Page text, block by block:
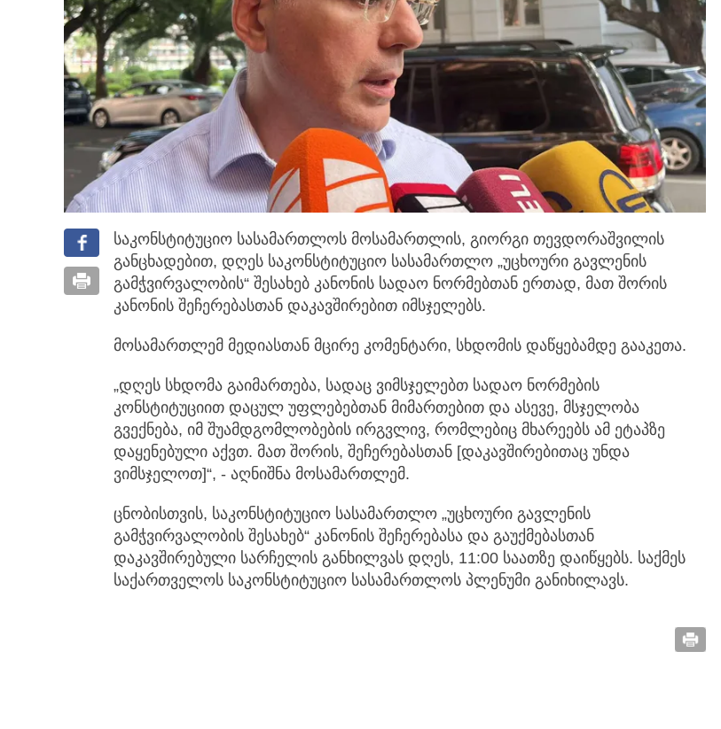
საკონსტიტუციო სასამართლოს მოსამართლის, გიორგი თევდორაშვილის
განცხადებით, დღეს საკონსტიტუციო სასამართლო „უცხოური გავლენის
გამჭვირვალობის“ შესახებ კანონის სადაო ნორმებთან ერთად, მათ შორის
კანონის შეჩერებასთან დაკავშირებით იმსჯელებს.
მოსამართლემ მედიასთან მცირე კომენტარი, სხდომის დაწყებამდე გააკეთა.
„დღეს სხდომა გაიმართება, სადაც ვიმსჯელებთ სადაო ნორმების
კონსტიტუციით დაცულ უფლებებთან მიმართებით და ასევე, მსჯელობა
გვექნება, იმ შუამდგომლობების ირგვლივ, რომლებიც მხარეებს ამ ეტაპზე
დაყენებული აქვთ. მათ შორის, შეჩერებასთან [დაკავშირებითაც უნდა
ვიმსჯელოთ]“, - აღნიშნა მოსამართლემ.
ცნობისთვის, საკონსტიტუციო სასამართლო „უცხოური გავლენის
გამჭვირვალობის შესახებ“ კანონის შეჩერებასა და გაუქმებასთან
დაკავშირებული სარჩელის განხილვას დღეს, 11:00 საათზე დაიწყებს. საქმეს
საქართველოს საკონსტიტუციო სასამართლოს პლენუმი განიხილავს.